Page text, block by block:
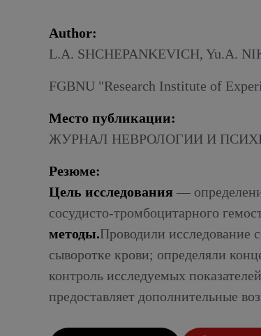
Author:
L.A. SHCHEPANKEVICH, Yu.A.
FGBNU "Research Institute of
Место публикации:
ЖУРНАЛ НЕВРОЛОГИИ И
Резюме:
Цель исследования —
сосудисто-тромбоцитарного
методы.Проводили исследование
сыворотке крови; определяли
контроль исследуемых
предоставляет дополнительные